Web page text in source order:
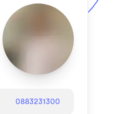
0883231300